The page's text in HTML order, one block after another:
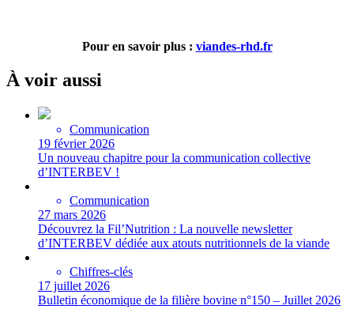
Pour en savoir plus : viandes-rhd.fr
À voir aussi
Communication
19 février 2026
Un nouveau chapitre pour la communication collective
d’INTERBEV !
Communication
27 mars 2026
Découvrez la Fil’Nutrition : La nouvelle newsletter
d’INTERBEV dédiée aux atouts nutritionnels de la viande
Chiffres-clés
17 juillet 2026
Bulletin économique de la filière bovine n°150 – Juillet 2026